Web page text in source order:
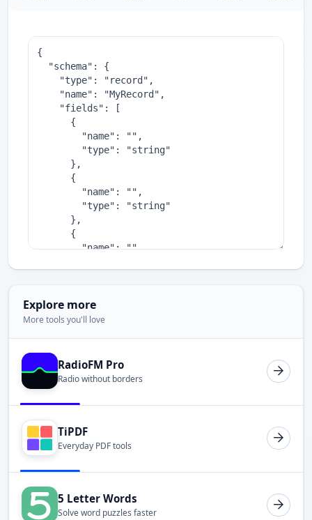
Explore more
More tools you'll love
RadioFM Pro
Radio without borders
TiPDF
Everyday PDF tools
5 Letter Words
Solve word puzzles faster